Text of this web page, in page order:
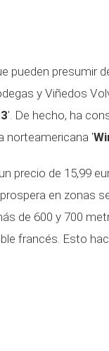
presumir
y Viñedos
'. De hecho, ha
norteamericana '
precio de 15,99
en zonas
de 600 y 700
francés. Esto